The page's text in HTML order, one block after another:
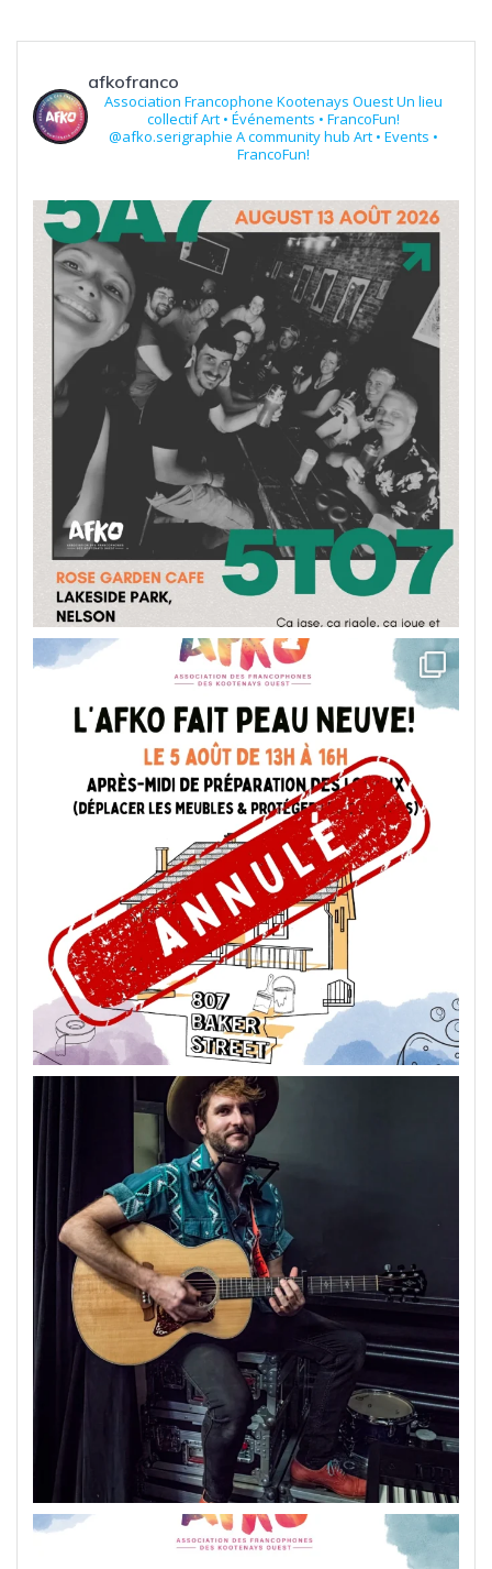
afkofranco
Association Francophone Kootenays OuestUn lieu
collectifArt • Événements • FrancoFun!
@afko.serigraphie A community hub Art • Events •
FrancoFun!